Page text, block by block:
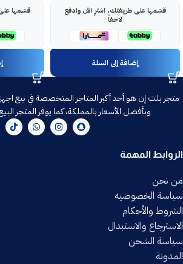
قسّمها على طريقتك، اشترِ الآن وادفع
لاحقاً
إضافة إلى السلة
قسّمها
متجر بلت إن هو أحد أكبر المتاجر المتخصصة في بيع
وبأفضل الأسعار بالمملكة، كما يوفر المتجر
الروابط المهمة
من نحن
سياسة الخصوصيه
الشروط والأحكام
الاسترجاع والاستبدال
سياسة الشحن
المدونة